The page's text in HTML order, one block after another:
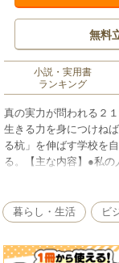
無料
小説・実用書
ランキング
真の実力が問われる２
生きる力を身につけね
る杭」を伸ばす学校を
る。【主な内容】●私
意 ●ラーンネット誕生
ッキンゼーで体得した
暮らし・生活 ビ